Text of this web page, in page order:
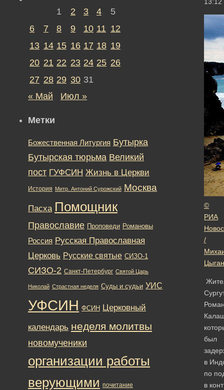
©
РИА
/
был
в
по
в
1 2 3 4
5
6
7 8 9 10 11 12
13 14 15 16 17 18 19
20 21 22 23 24 25 26
27 28 29 30 31
« Май
Июл »
Метки
Божественная Литургия Бутырка
Бутырская тюрьма Великий
пост ГУФСИН Жизнь в Церкви
История Митр. Антоний Сурожский Москва
Пасха Помощник
Православие Проповеди Романовы
Россия Русская Православная
Церковь Русские святые СИЗО-1
СИЗО-2 Санкт-Петербург Святой Царь
Николай Страстная неделя Суды и судьи УИС
УФСИН ФСИН Церковный
календарь неделя молитвы
новомученики
организации работы
верующими почитание